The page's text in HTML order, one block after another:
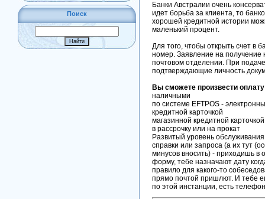
Поиск
Банки Австралии очень
идет борьба за клиента, то
хорошей кредитной истории
маленький процент.
Для того, чтобы открыть счет в
номер. Заявление на получение
почтовом отделении. При
подтверждающие личность
Вы сможете произвести
наличными
по системе EFTPOS -
кредитной карточкой
магазинной кредитной
в рассрочку или на прокат
Развитый уровень
справки или запроса (а их тут
минусов вносить) - приходишь в
форму, тебе назначают дату
правило для какого-то
прямо почтой пришлют. И тебе
по этой инстанции, есть